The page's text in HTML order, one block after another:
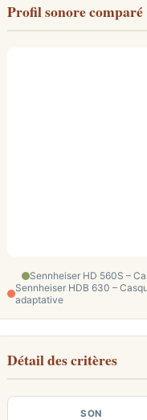
Profil sonore comparé
Sennheiser HD 560S –
Sennheiser HDB 630 –
adaptative
Détail des critères
SON